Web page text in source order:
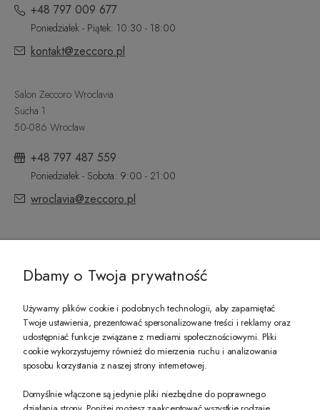
+48 797 009 677
Poniedziałek - Piątek: 10:30 - 18:00
kontakt@zeccoro.pl
Salon Zeccoro Wroclavia
Sucha 1
50-086 Wrocław
+48 797 487 559
Poniedziałek - Sobota: 9:00 - 21:00
wroclavia@zeccoro.pl
PREZENT DLA CIEBIE!
-10% na pierwsze zakupy na zeccoro.pl Gdy zapiszesz się do naszego
Dbamy o Twoja prywatność
Używamy plików cookie i podobnych technologii, aby zapamiętać
Twoje ustawienia, prezentować spersonalizowane treści i reklamy oraz
udostępniać funkcje związane z mediami społecznościowymi. Pliki
cookie wykorzystujemy również do mierzenia ruchu i analizowania
sposobu korzystania z naszej strony internetowej.
Domyślnie włączone są jedynie pliki niezbędne do poprawnego